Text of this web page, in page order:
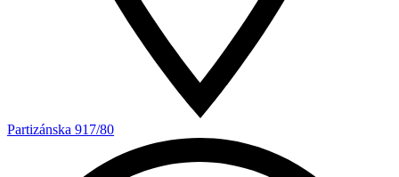
Partizánska 917/80